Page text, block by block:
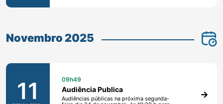
Novembro 2025
11 09h49
Audiência Publica
Audiências públicas na próxima segunda-